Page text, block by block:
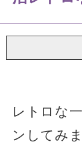
レトロな
ンしてみ